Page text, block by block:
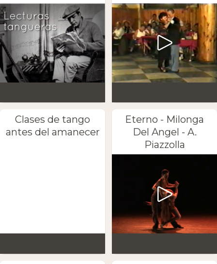
Clases de tango
antes del amanecer
Eterno - Milonga
Del Angel - A.
Piazzolla